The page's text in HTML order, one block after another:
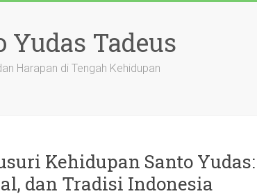
Yudas Tadeus
Harapan di Tengah Kehidupan
Kehidupan Santo
dan Tradisi Indonesia